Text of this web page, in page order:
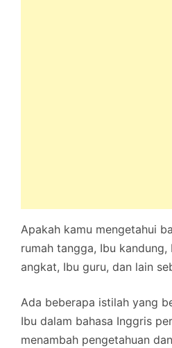
Apakah kamu mengetahui
rumah tangga, Ibu
angkat, Ibu guru, dan lain
Ada beberapa istilah yang
Ibu dalam bahasa Inggris
menambah pengetahuan